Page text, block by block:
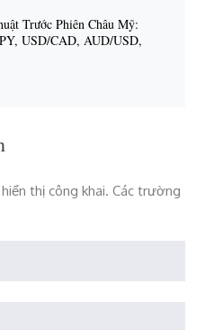
Trước Phiên Châu Mỹ:
USD/CAD, AUD/USD,
thị công khai. Các trường